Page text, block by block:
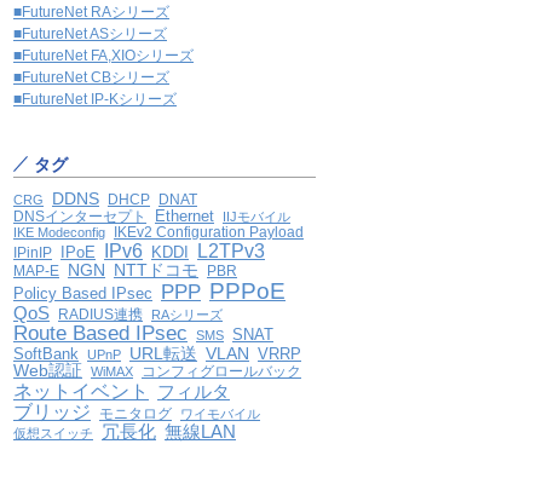
■FutureNet RAシリーズ
■FutureNet ASシリーズ
■FutureNet FA,XIOシリーズ
■FutureNet CBシリーズ
■FutureNet IP-Kシリーズ
タグ
CRG DDNS DHCP DNAT
DNSインターセプト Ethernet
IIJモバイル
IKE Modeconfig
IKEv2 Configuration Payload
IPinIP
IPoE IPv6 KDDI L2TPv3
MAP-E NGN NTTドコモ PBR
Policy Based IPsec PPP PPPoE
QoS RADIUS連携 RAシリーズ
Route Based IPsec SMS SNAT
SoftBank UPnP URL転送 VLAN VRRP
Web認証
WiMAX コンフィグロールバック
ネットイベント
フィルタ
ブリッジ
モニタログ
ワイモバイル
仮想スイッチ
冗長化 無線LAN